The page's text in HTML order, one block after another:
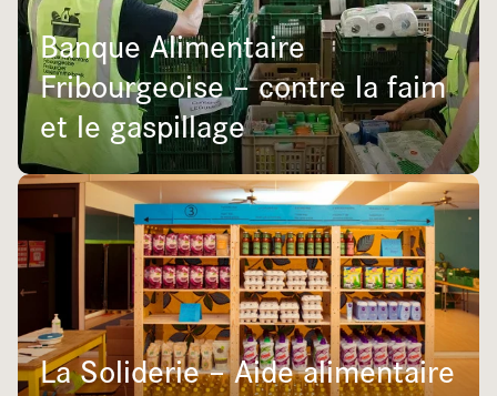
Banque Alimentaire
Fribourgeoise – contre la faim
et le gaspillage
La Soliderie – Aide alimentaire